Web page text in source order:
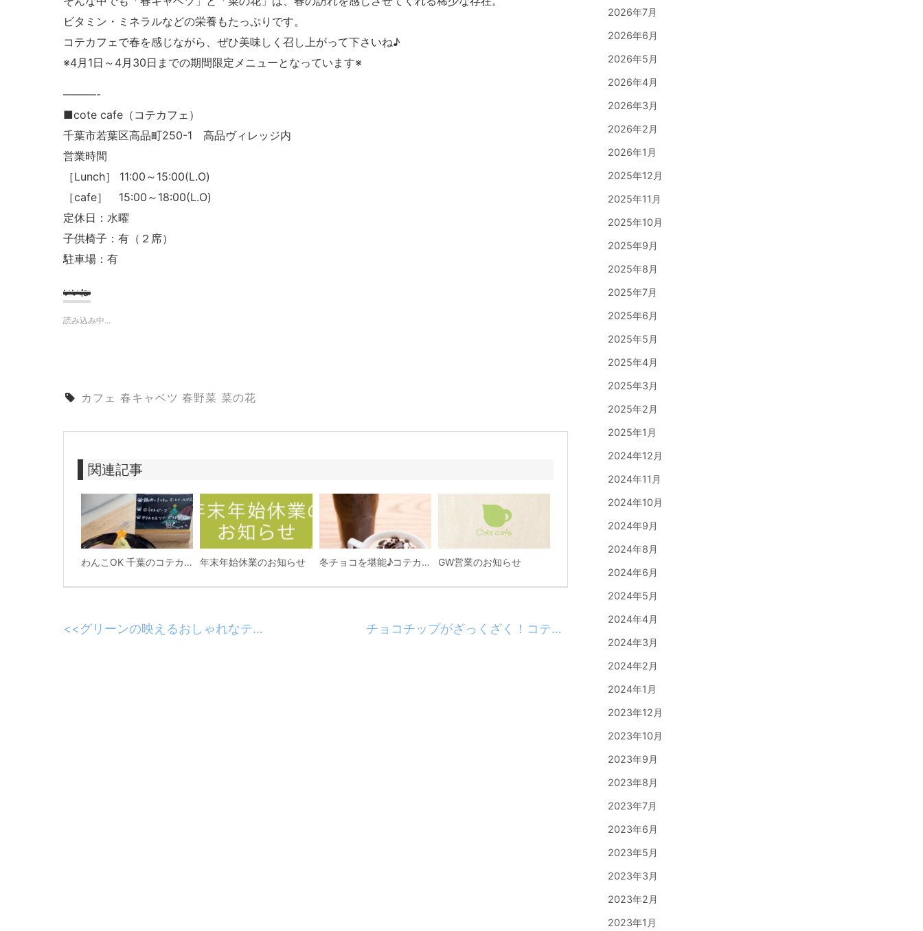
ビタミン・ミネラルなどの栄養もたっぷりです。
コテカフェで春を感じながら、ぜひ美味しく召し上がって下さいね♪
※4月1日～4月30日までの期間限定メニューとなっています※
———-
■cote cafe（コテカフェ）
千葉市若葉区高品町250-1 高品ヴィレッジ内
営業時間
［Lunch］ 11:00～15:00(L.O)
［cafe］ 15:00～18:00(L.O)
定休日：水曜
子供椅子：有（２席）
駐車場：有
いいね:
読み込み中...
カフェ 春キャベツ 春野菜 菜の花
関連記事
わんこOK 千葉のコテカフェ 12月わんこの日 年末年始休業のお知らせ 冬チョコを堪能♪コテカフェの絶品チョコスイーツを一挙ご紹介！ GW営業のお知らせ
チョコチップがざっくざく！コテカフェ特製”チョコスコーン”
<<グリーンの映えるおしゃれなテラス席でティータイムを♪
2026年7月
2026年6月
2026年5月
2026年4月
2026年3月
2026年2月
2026年1月
2025年12月
2025年11月
2025年10月
2025年9月
2025年8月
2025年7月
2025年6月
2025年5月
2025年4月
2025年3月
2025年2月
2025年1月
2024年12月
2024年11月
2024年10月
2024年9月
2024年8月
2024年6月
2024年5月
2024年4月
2024年3月
2024年2月
2024年1月
2023年12月
2023年10月
2023年9月
2023年8月
2023年7月
2023年6月
2023年5月
2023年3月
2023年2月
2023年1月